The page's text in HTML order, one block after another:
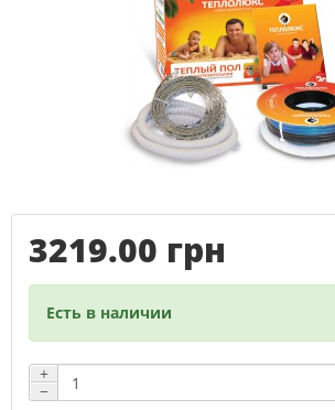
3219.00 грн
Есть в наличии
+
−